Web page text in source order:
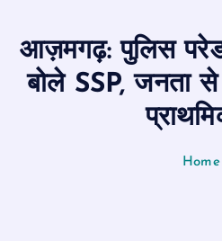
आज़मगढ़: पुलिस परेड
बोले SSP, जनता से
Home